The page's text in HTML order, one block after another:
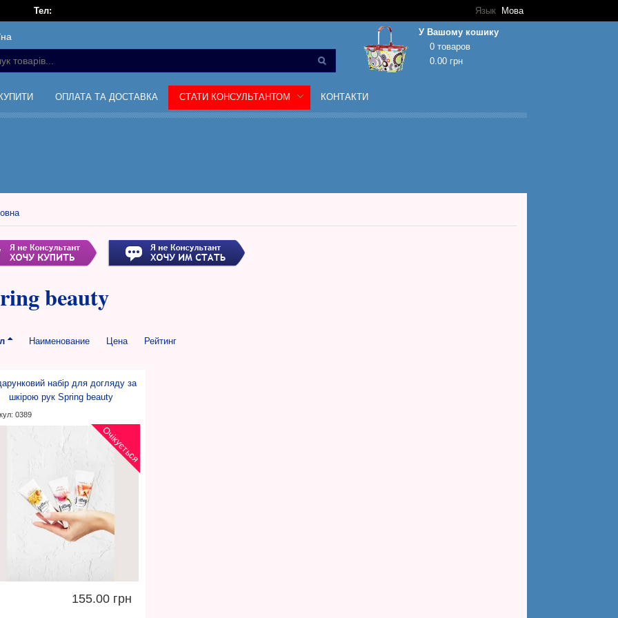
Язык Мова
Тел:
У Вашому кошику
0 товаров
0.00 грн
Кошик покупок порожній!
ОПЛАТА ТА ДОСТАВКА СТАТИ КОНСУЛЬТАНТОМ КОНТАКТИ
beauty
Наименование Цена Рейтинг
набір для догляду за
шкірою рук Spring beauty
0389
Очікується
155.00 грн